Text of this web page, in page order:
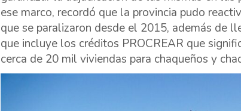
ese marco, recordó que la provincia pudo
que se paralizaron desde el 2015, además de
que incluye los créditos PROCREAR que
cerca de 20 mil viviendas para chaqueños y